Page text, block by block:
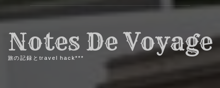
Notes De Voyage
旅の記録とtravel hack***